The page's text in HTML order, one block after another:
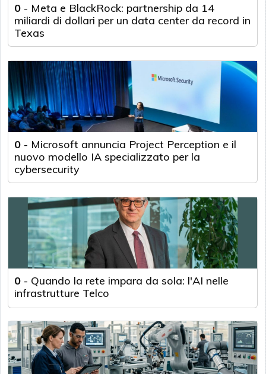
0 - Meta e BlackRock: partnership da 14
miliardi di dollari per un data center da record in
Texas
0 - Microsoft annuncia Project Perception e il
nuovo modello IA specializzato per la
cybersecurity
0 - Quando la rete impara da sola: l'AI nelle
infrastrutture Telco